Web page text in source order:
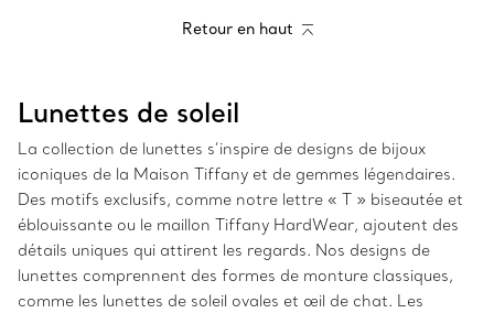
Retour en haut
Lunettes de soleil
La collection de lunettes s’inspire de designs de bijoux
iconiques de la Maison Tiffany et de gemmes légendaires.
Des motifs exclusifs, comme notre lettre « T » biseautée et
éblouissante ou le maillon Tiffany HardWear, ajoutent des
détails uniques qui attirent les regards. Nos designs de
lunettes comprennent des formes de monture classiques,
comme les lunettes de soleil ovales et œil de chat. Les